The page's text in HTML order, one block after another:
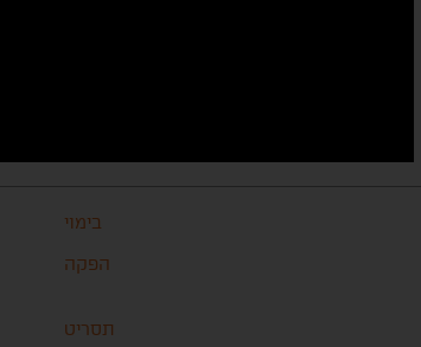
בימוי
הפקה
תסריט